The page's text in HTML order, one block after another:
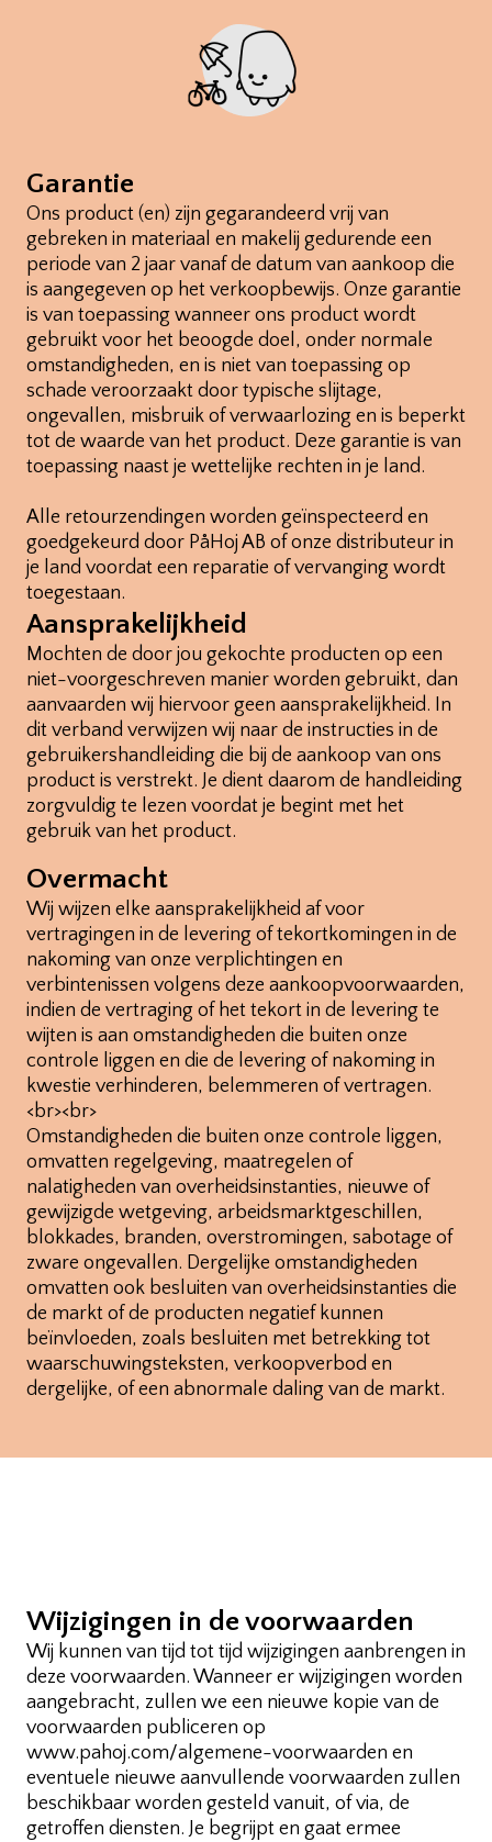
Garantie
Ons product (en) zijn gegarandeerd vrij van
gebreken in materiaal en makelij gedurende een
periode van 2 jaar vanaf de datum van aankoop die
is aangegeven op het verkoopbewijs. Onze garantie
is van toepassing wanneer ons product wordt
gebruikt voor het beoogde doel, onder normale
omstandigheden, en is niet van toepassing op
schade veroorzaakt door typische slijtage,
ongevallen, misbruik of verwaarlozing en is beperkt
tot de waarde van het product. Deze garantie is van
toepassing naast je wettelijke rechten in je land.
Alle retourzendingen worden geïnspecteerd en
goedgekeurd door PåHoj AB of onze distributeur in
je land voordat een reparatie of vervanging wordt
toegestaan.
Aansprakelijkheid
Mochten de door jou gekochte producten op een
niet-voorgeschreven manier worden gebruikt, dan
aanvaarden wij hiervoor geen aansprakelijkheid. In
dit verband verwijzen wij naar de instructies in de
gebruikershandleiding die bij de aankoop van ons
product is verstrekt. Je dient daarom de handleiding
zorgvuldig te lezen voordat je begint met het
gebruik van het product.
Overmacht
Wij wijzen elke aansprakelijkheid af voor
vertragingen in de levering of tekortkomingen in de
nakoming van onze verplichtingen en
verbintenissen volgens deze aankoopvoorwaarden,
indien de vertraging of het tekort in de levering te
wijten is aan omstandigheden die buiten onze
controle liggen en die de levering of nakoming in
kwestie verhinderen, belemmeren of vertragen.
<br><br>
Omstandigheden die buiten onze controle liggen,
omvatten regelgeving, maatregelen of
nalatigheden van overheidsinstanties, nieuwe of
gewijzigde wetgeving, arbeidsmarktgeschillen,
blokkades, branden, overstromingen, sabotage of
zware ongevallen. Dergelijke omstandigheden
omvatten ook besluiten van overheidsinstanties die
de markt of de producten negatief kunnen
beïnvloeden, zoals besluiten met betrekking tot
waarschuwingsteksten, verkoopverbod en
dergelijke, of een abnormale daling van de markt.
Wijzigingen in de voorwaarden
Wij kunnen van tijd tot tijd wijzigingen aanbrengen in
deze voorwaarden. Wanneer er wijzigingen worden
aangebracht, zullen we een nieuwe kopie van de
voorwaarden publiceren op
www.pahoj.com/algemene-voorwaarden en
eventuele nieuwe aanvullende voorwaarden zullen
beschikbaar worden gesteld vanuit, of via, de
getroffen diensten. Je begrijpt en gaat ermee